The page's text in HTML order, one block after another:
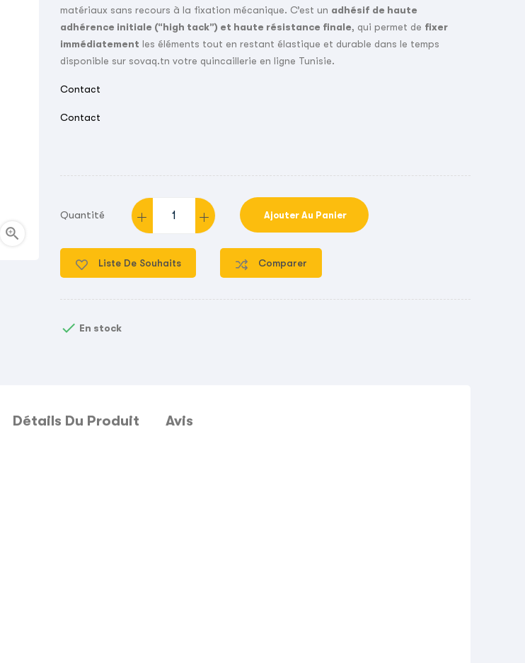

matériaux sans recours à la fixation mécanique. C’est un adhésif de haute
adhérence initiale (“high tack”) et haute résistance finale, qui permet de fixer
immédiatement les éléments tout en restant élastique et durable dans le temps
disponible sur sovaq.tn votre quincaillerie en ligne Tunisie.
Contact
Contact
Quantité Ajouter Au Panier
Liste De Souhaits Comparer
 En stock
Détails Du Produit Avis